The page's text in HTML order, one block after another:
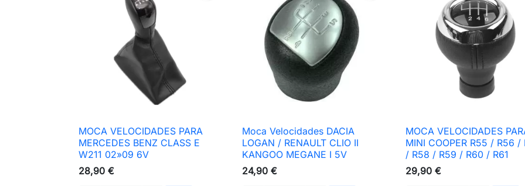
 Vista rápida
MOCA VELOCIDADES PARA
MERCEDES BENZ CLASS E
W211 02»09 6V
28,90 €
 Vista rápida
Moca Velocidades DACIA
LOGAN / RENAULT CLIO II
KANGOO MEGANE I 5V
24,90 €
 Vista rápida
MOCA VELOCIDADES
MINI COOPER R55 / R56 /
/ R58 / R59 / R60 / R61
29,90 €